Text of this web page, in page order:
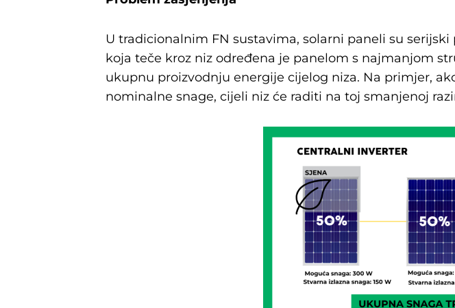
U tradicionalnim FN sustavima, solarni paneli su
koja teče kroz niz određena je panelom s najmanjom
ukupnu proizvodnju energije cijelog niza. Na primjer,
nominalne snage, cijeli niz će raditi na toj smanjenoj